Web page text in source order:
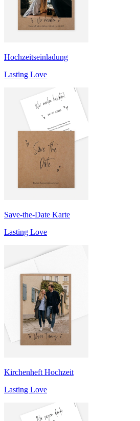
Hochzeitseinladung
Lasting Love
Save-the-Date Karte
Lasting Love
Kirchenheft Hochzeit
Lasting Love